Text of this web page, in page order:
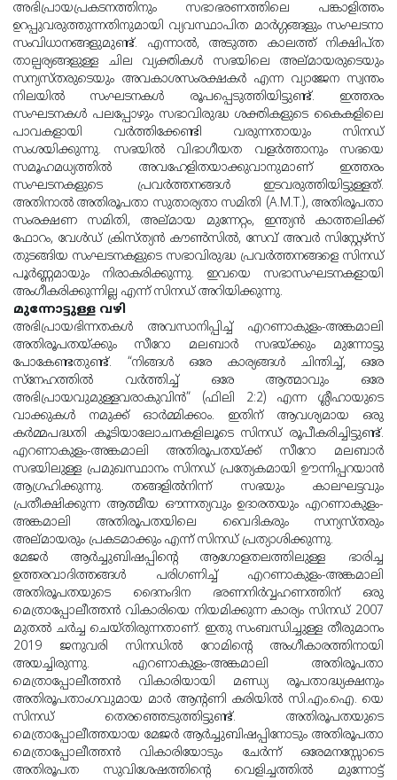
അഭിപ്രായപ്രകടനത്തിനും സഭാഭരണത്തിലെ പങ്കാളിത്തം
ഉറപ്പുവരുത്തുന്നതിനുമായി വ്യവസ്ഥാപിത മാര്‍ഗ്ഗങ്ങളും സംഘടനാ
സംവിധാനങ്ങളുമുണ്ട്. എന്നാല്‍, അടുത്ത കാലത്ത് നിക്ഷിപ്ത
താല്പര്യങ്ങളുള്ള ചില വ്യക്തികള്‍ സഭയിലെ അല്മായരുടെയും
സന്യസ്തരുടെയും അവകാശസംരക്ഷകര്‍ എന്ന വ്യാജേന സ്വന്തം
നിലയില്‍ സംഘടനകള്‍ രൂപപ്പെടുത്തിയിട്ടുണ്ട്. ഇത്തരം
സംഘടനകള്‍ പലപ്പോഴും സഭാവിരുദ്ധ ശക്തികളുടെ കൈകളിലെ
പാവകളായി വര്‍ത്തിക്കേണ്ടി വരുന്നതായും സിനഡ്
സംശയിക്കുന്നു. സഭയില്‍ വിഭാഗീയത വളര്‍ത്താനും സഭയെ
സമൂഹമധ്യത്തില്‍ അവഹേളിതയാക്കുവാനുമാണ് ഇത്തരം
സംഘടനകളുടെ പ്രവര്‍ത്തനങ്ങള്‍ ഇടവരുത്തിയിട്ടുള്ളത്.
അതിനാല്‍ അതിരൂപതാ സുതാര്യതാ സമിതി (A.M.T.), അതിരൂപതാ
സംരക്ഷണ സമിതി, അല്മായ മുന്നേറ്റം, ഇന്ത്യന്‍ കാത്തലിക്ക്
ഫോറം, വേള്‍ഡ് ക്രിസ്ത്യന്‍ കൗണ്‍സില്‍, സേവ് അവര്‍ സിസ്റ്റേഴ്‌സ്
തുടങ്ങിയ സംഘടനകളുടെ സഭാവിരുദ്ധ പ്രവര്‍ത്തനങ്ങളെ സിനഡ്
പൂര്‍ണ്ണമായും നിരാകരിക്കുന്നു. ഇവയെ സഭാസംഘടനകളായി
അംഗീകരിക്കുന്നില്ല എന്ന് സിനഡ് അറിയിക്കുന്നു.
മുന്നോട്ടുള്ള വഴി
അഭിപ്രായഭിന്നതകള്‍ അവസാനിപ്പിച്ച് എറണാകുളം-അങ്കമാലി
അതിരൂപതയ്ക്കും സീറോ മലബാര്‍ സഭയ്ക്കും മുന്നോട്ടു
പോകേണ്ടതുണ്ട്. “നിങ്ങള്‍ ഒരേ കാര്യങ്ങള്‍ ചിന്തിച്ച്, ഒരേ
സ്‌നേഹത്തില്‍ വര്‍ത്തിച്ച് ഒരേ ആത്മാവും ഒരേ
അഭിപ്രായവുമുള്ളവരാകുവിന്‍” (ഫിലി 2:2) എന്ന ശ്ലീഹായുടെ
വാക്കുകള്‍ നമുക്ക് ഓര്‍മ്മിക്കാം. ഇതിന് ആവശ്യമായ ഒരു
കര്‍മ്മപദ്ധതി കൂടിയാലോചനകളിലൂടെ സിനഡ് രൂപീകരിച്ചിട്ടുണ്ട്.
എറണാകുളം-അങ്കമാലി അതിരൂപതയ്ക്ക് സീറോ മലബാര്‍
സഭയിലുള്ള പ്രമുഖസ്ഥാനം സിനഡ് പ്രത്യേകമായി ഊന്നിപ്പറയാന്‍
ആഗ്രഹിക്കുന്നു. തങ്ങളില്‍നിന്ന് സഭയും കാലഘട്ടവും
പ്രതീക്ഷിക്കുന്ന ആത്മീയ ഔന്നത്യവും ഉദാരതയും എറണാകുളം-
അങ്കമാലി അതിരൂപതയിലെ വൈദികരും സന്യസ്തരും
അല്മായരും പ്രകടമാക്കും എന്ന് സിനഡ് പ്രത്യാശിക്കുന്നു.
മേജര്‍ ആര്‍ച്ചുബിഷപ്പിന്റെ ആഗോളതലത്തിലുള്ള ഭാരിച്ച
ഉത്തരവാദിത്തങ്ങള്‍ പരിഗണിച്ച് എറണാകുളം-അങ്കമാലി
അതിരൂപതയുടെ ദൈനംദിന ഭരണനിര്‍വ്വഹണത്തിന് ഒരു
മെത്രാപ്പോലീത്തന്‍ വികാരിയെ നിയമിക്കുന്ന കാര്യം സിനഡ് 2007
മുതല്‍ ചര്‍ച്ച ചെയ്തിരുന്നതാണ്. ഇതു സംബന്ധിച്ചുള്ള തീരുമാനം
2019 ജനുവരി സിനഡില്‍ റോമിന്റെ അംഗീകാരത്തിനായി
അയച്ചിരുന്നു. എറണാകുളം-അങ്കമാലി അതിരൂപതാ
മെത്രാപ്പോലീത്തന്‍ വികാരിയായി മണ്ഡ്യ രൂപതാദ്ധ്യക്ഷനും
അതിരൂപതാംഗവുമായ മാര്‍ ആന്റണി കരിയില്‍ സി.എം.ഐ. യെ
സിനഡ് തെരഞ്ഞെടുത്തിട്ടുണ്ട്. അതിരൂപതയുടെ
മെത്രാപ്പോലീത്തയായ മേജര്‍ ആര്‍ച്ചുബിഷപ്പിനോടും അതിരൂപതാ
മെത്രാപ്പോലീത്തന്‍ വികാരിയോടും ചേര്‍ന്ന് ഒരേമനസ്സോടെ
അതിരൂപത സുവിശേഷത്തിന്റെ വെളിച്ചത്തില്‍ മുന്നോട്ട്